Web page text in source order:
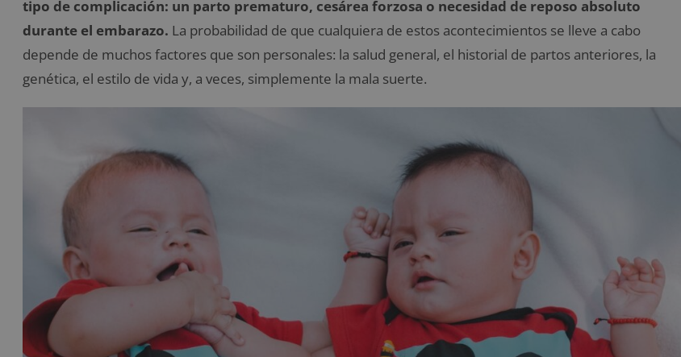
tipo de complicación: un parto prematuro, cesárea forzosa o necesidad de reposo absoluto
durante el embarazo. La probabilidad de que cualquiera de estos acontecimientos se lleve a cabo
depende de muchos factores que son personales: la salud general, el historial de partos anteriores, la
genética, el estilo de vida y, a veces, simplemente la mala suerte.